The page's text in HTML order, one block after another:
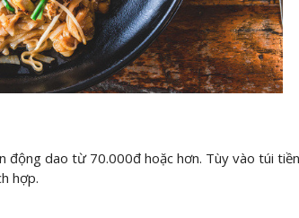
động dao từ 70.000đ hoặc hơn. Tùy vào túi
hợp.